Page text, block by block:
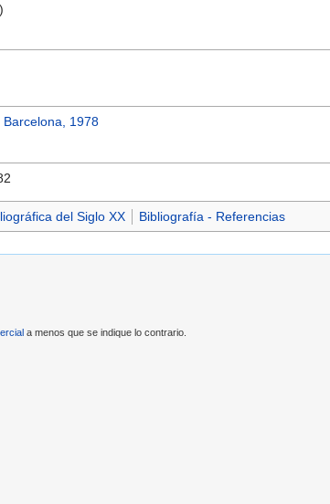
)
Barcelona, 1978
del Siglo XX Bibliografía - Referencias
a menos que se indique lo contrario.